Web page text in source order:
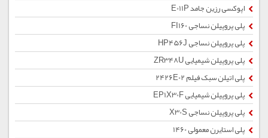
اپوکسی رزین جامد E011P
پلی پروپیلن نساجی FI160
پلی پروپیلن نساجی HP456J
پلی پروپیلن شیمیایی ZR348U
پلی اتیلن سبک فیلم 2426E02
پلی پروپیلن شیمیایی EP1X30F
پلی پروپیلن نساجی X30S
پلی استایرن معمولی 1460